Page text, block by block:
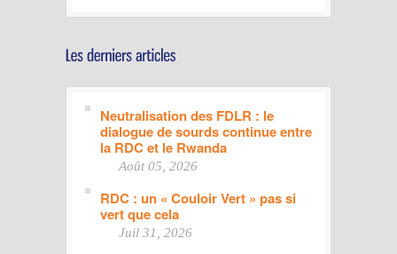
Neutralisation des FDLR : le
dialogue de sourds continue entre
la RDC et le Rwanda
Août 05, 2026
RDC : un « Couloir Vert » pas si
vert que cela
Juil 31, 2026